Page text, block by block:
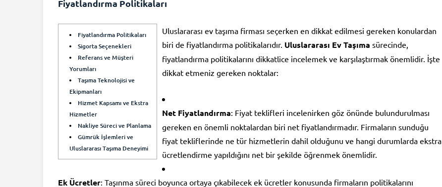
Fiyatlandırma Politikaları
Fiyatlandırma Politikaları
Sigorta Seçenekleri
Referans ve Müşteri
Yorumları
Taşıma Teknolojisi ve
Ekipmanları
Hizmet Kapsamı ve Ekstra
Hizmetler
Nakliye Süreci ve Planlama
Gümrük İşlemleri ve
Uluslararası Taşıma Deneyimi
Uluslararası ev taşıma firması seçerken en dikkat edilmesi gereken konulardan
biri de fiyatlandırma politikalarıdır. Uluslararası Ev Taşıma sürecinde,
fiyatlandırma politikalarını dikkatlice incelemek ve karşılaştırmak önemlidir. İşte
dikkat etmeniz gereken noktalar:
Net Fiyatlandırma: Fiyat teklifleri incelenirken göz önünde bulundurulması
gereken en önemli noktalardan biri net fiyatlandırmadır. Firmaların sunduğu
fiyat tekliflerinde ne tür hizmetlerin dahil olduğunu ve hangi durumlarda ekstra
ücretlendirme yapıldığını net bir şekilde öğrenmek önemlidir.
Ek Ücretler: Taşınma süreci boyunca ortaya çıkabilecek ek ücretler konusunda firmaların politikalarını